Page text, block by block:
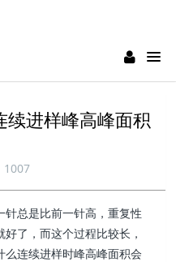
进样峰高峰面积
1007
总是比前一针高，重复性
了，而这个过程比较长，
连续进样时峰高峰面积会